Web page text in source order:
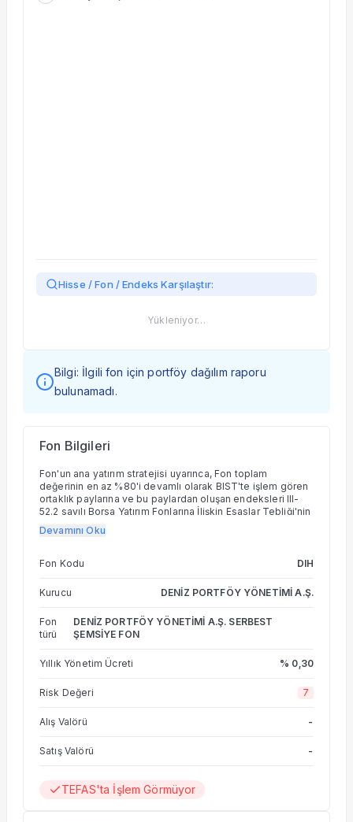
Hisse / Fon / Endeks Karşılaştır:
Yükleniyor…
Bilgi: İlgili fon için portföy dağılım raporu
bulunamadı.
Fon Bilgileri
Fon'un ana yatırım stratejisi uyarınca, Fon toplam
değerinin en az %80'i devamlı olarak BIST'te işlem gören
ortaklık paylarına ve bu paylardan oluşan endeksleri III-
52.2 sayılı Borsa Yatırım Fonlarına İlişkin Esaslar Tebliği'nin
(BYF Tebliği) 5'inci maddesinin dördüncü fıkrasının (a)
bendi kapsamında takip etmek üzere kurulan borsa
hisse senedi yoğun fon olması nedeniyle Fon portföy
yatırım ortaklıkları payları hariç olmak üzere BIST'te işlem
gören ihraççı paylarına, ihraççı paylarına ve pay
sözleşmelerinin nakit teminatlarına, ihraççı paylarına ve
pay endekslerine dayalı opsiyon sözleşmelerinin primleri
endekslerine dayalı aracı kuruluş varantlarına ve ihraççı
sayılı Resmi Gazete'de yayımlanan BYF Tebliği'nin 5'inci
maddesinin dördüncü fıkrasının (a) bendi kapsamında
yatırılır. Fon yatırım stratejisi doğrultusunda, devamlı
seçiminde ağırlıklı olarak petrol, petrokimya sektörlerinde
Devamını Oku
Fon Kodu DIH
Kurucu DENİZ PORTFÖY YÖNETİMİ A.Ş.
Fon
türü
DENİZ PORTFÖY YÖNETİMİ A.Ş. SERBEST
ŞEMSİYE FON
Yıllık Yönetim Ücreti % 0,30
Risk Değeri 7
Alış Valörü -
Satış Valörü -
TEFAS'ta İşlem Görmüyor